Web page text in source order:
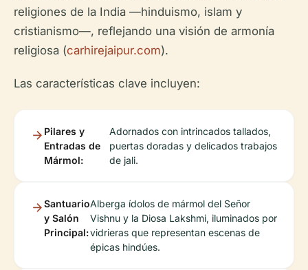
religiones de la India —hinduismo, islam y
cristianismo—, reflejando una visión de armonía
religiosa (carhirejaipur.com).
Las características clave incluyen:
Pilares y
Entradas de
Mármol:
Adornados con intrincados tallados,
puertas doradas y delicados trabajos
de jali.
Santuario
y Salón
Principal:
Alberga ídolos de mármol del Señor
Vishnu y la Diosa Lakshmi, iluminados por
vidrieras que representan escenas de
épicas hindúes.